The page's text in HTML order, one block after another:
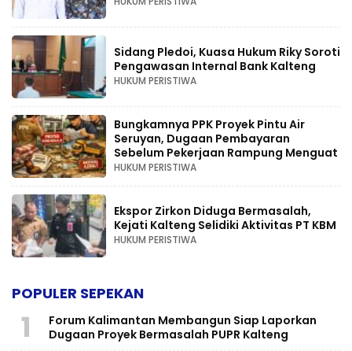
Sidang Pledoi, Kuasa Hukum Riky Soroti
Pengawasan Internal Bank Kalteng
HUKUM PERISTIWA
Bungkamnya PPK Proyek Pintu Air
Seruyan, Dugaan Pembayaran
Sebelum Pekerjaan Rampung Menguat
HUKUM PERISTIWA
Ekspor Zirkon Diduga Bermasalah,
Kejati Kalteng Selidiki Aktivitas PT KBM
HUKUM PERISTIWA
POPULER SEPEKAN
1
Forum Kalimantan Membangun Siap Laporkan
Dugaan Proyek Bermasalah PUPR Kalteng